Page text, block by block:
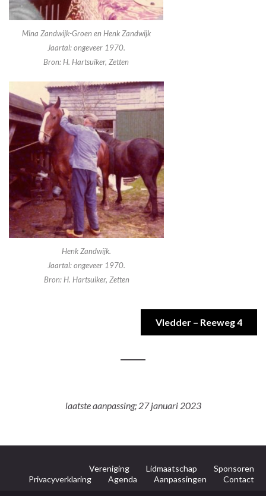
Mina Zandwijk-Groen en Henk Zandwijk
Jaartal: ongeveer 1970.
Bron: H. Hartsuiker, Zetten
Henk Zandwijk.
Jaartal: ongeveer 1970.
Bron: H. Hartsuiker, Zetten
Vledder – Reeweg 4
laatste aanpassing; 27 januari 2023
Vereniging Lidmaatschap
Sponsoren
Privacyverklaring
Agenda Aanpassingen Contact